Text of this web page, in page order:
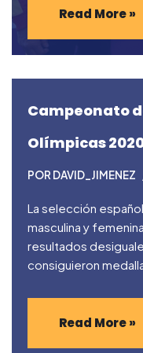
Read More »
Campeonato
Olímpicas
POR DAVID_JIMENEZ
La selección
masculina y
resultados
consiguieron
Read More »